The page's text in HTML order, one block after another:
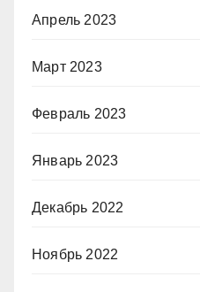
Апрель 2023
Март 2023
Февраль 2023
Январь 2023
Декабрь 2022
Ноябрь 2022